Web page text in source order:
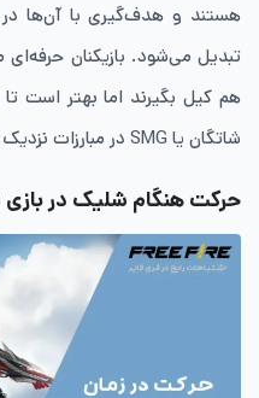
هستند و هدف‌گیری با آن‌ها
تبدیل می‌شود. بازیکنان حرفه‌ای
هم کیل بگیرند اما بهتر است
شاتگان یا SMG در مبارزات نزدیک استفاده کنید.
حرکت هنگام شلیک در